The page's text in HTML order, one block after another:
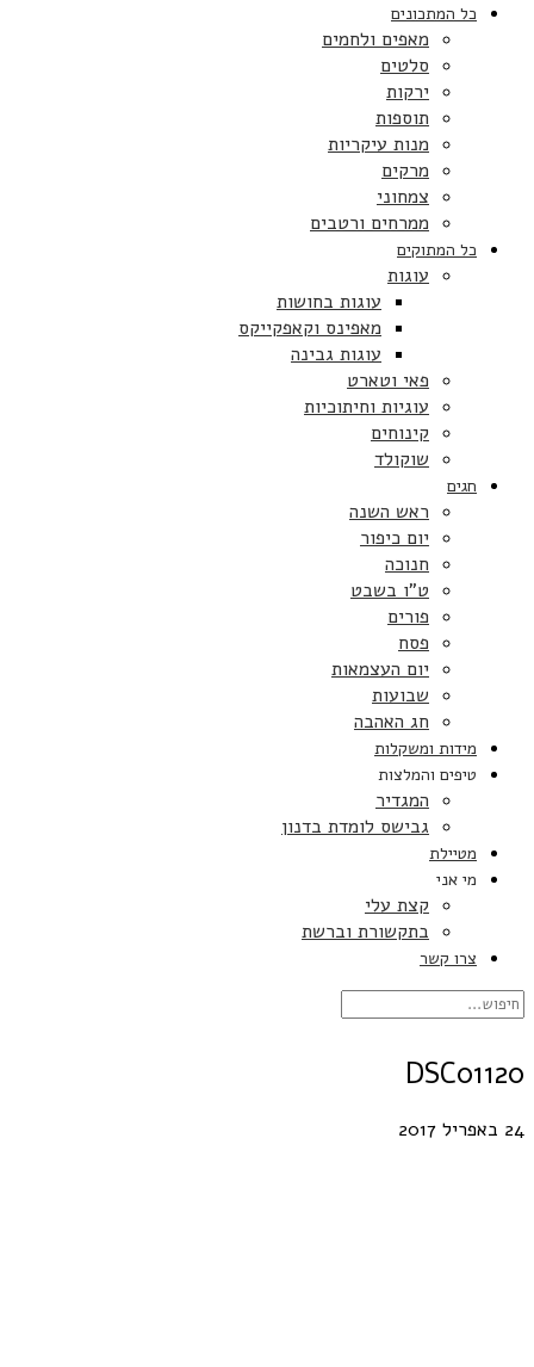
כל המתכונים
מאפים ולחמים
סלטים
ירקות
תוספות
מנות עיקריות
מרקים
צמחוני
ממרחים ורטבים
כל המתוקים
עוגות
עוגות בחושות
מאפינס וקאפקייקס
עוגות גבינה
פאי וטארט
עוגיות וחיתוכיות
קינוחים
שוקולד
חגים
ראש השנה
יום כיפור
חנוכה
ט”ו בשבט
פורים
פסח
יום העצמאות
שבועות
חג האהבה
מידות ומשקלות
טיפים והמלצות
המגדיר
גבישס לומדת בדנון
מטיילת
מי אני
קצת עלי
בתקשורת וברשת
צרו קשר
DSC01120
24 באפריל 2017